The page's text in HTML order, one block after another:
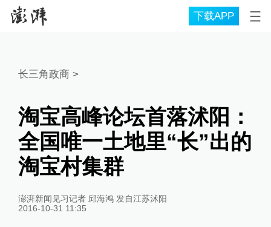
下载APP
长三角政商 >
淘宝高峰论坛首落沭阳：
全国唯一土地里“长”出的
淘宝村集群
澎湃新闻见习记者 邱海鸿 发自江苏沭阳
2016-10-31 11:35